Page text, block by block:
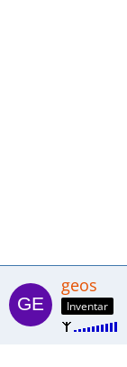
geos
Inventar